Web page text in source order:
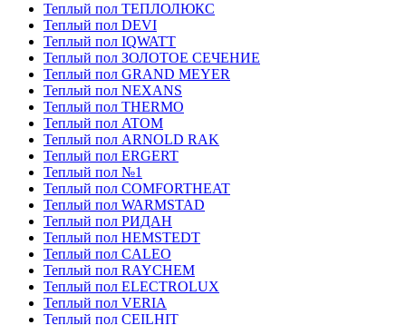
Теплый пол ТЕПЛОЛЮКС
Теплый пол DEVI
Теплый пол IQWATT
Теплый пол ЗОЛОТОЕ СЕЧЕНИЕ
Теплый пол GRAND MEYER
Теплый пол NEXANS
Теплый пол THERMO
Теплый пол ATOM
Теплый пол ARNOLD RAK
Теплый пол ERGERT
Теплый пол №1
Теплый пол COMFORTHEAT
Теплый пол WARMSTAD
Теплый пол РИДАН
Теплый пол HEMSTEDT
Теплый пол CALEO
Теплый пол RAYCHEM
Теплый пол ELECTROLUX
Теплый пол VERIA
Теплый пол CEILHIT